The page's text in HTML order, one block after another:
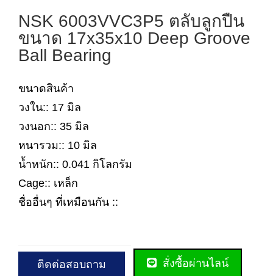
NSK 6003VVC3P5 ตลับลูกปืน
ขนาด 17x35x10 Deep Groove
Ball Bearing
ขนาดสินค้า
วงใน:: 17 มิล
วงนอก:: 35 มิล
หนารวม:: 10 มิล
น้ำหนัก:: 0.041 กิโลกรัม
Cage:: เหล็ก
ชื่ออื่นๆ ที่เหมือนกัน ::
ติดต่อสอบถาม สั่งซื้อผ่านไลน์